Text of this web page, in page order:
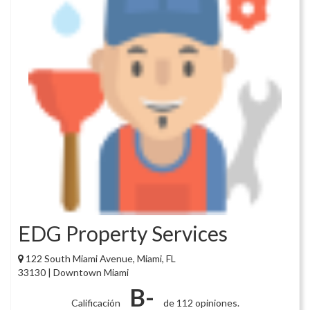
EDG Property Services
122 South Miami Avenue, Miami, FL
33130 | Downtown Miami
Calificación B-
de 112 opiniones.